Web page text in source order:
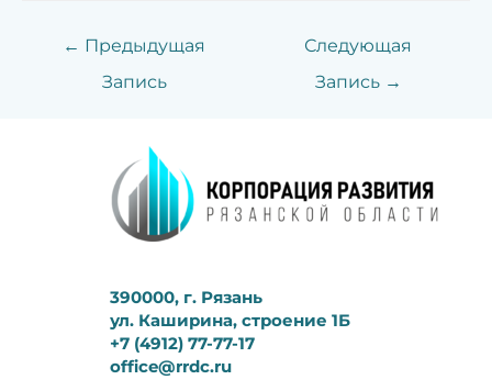
← Предыдущая
Запись
Следующая
Запись →
390000, г. Рязань
ул. Каширина, строение 1Б
+7 (4912) 77-77-17
office@rrdc.ru